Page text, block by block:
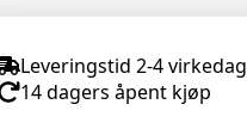
Leveringstid 2-4
14 dagers åpent kjøp